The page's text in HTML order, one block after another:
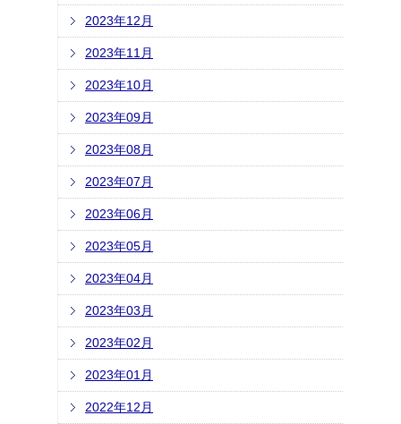
2023年12月
2023年11月
2023年10月
2023年09月
2023年08月
2023年07月
2023年06月
2023年05月
2023年04月
2023年03月
2023年02月
2023年01月
2022年12月